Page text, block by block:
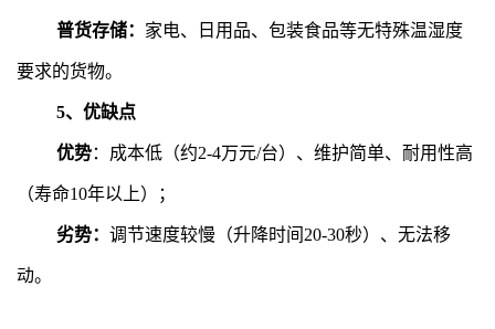
普货存储： 家电、日用品、包装食品等无特殊温湿度
要求的货物。
5、 优缺点
优势：成本低（约2-4万元/台）、维护简单、耐用性高
（寿命10年以上）；
劣势： 调节速度较慢（升降时间20-30秒）、无法移
动。